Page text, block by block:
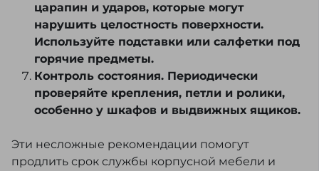
царапин и ударов, которые могут
нарушить целостность поверхности.
Используйте подставки или салфетки под
горячие предметы.
Контроль состояния. Периодически
проверяйте крепления, петли и ролики,
особенно у шкафов и выдвижных ящиков.
Эти несложные рекомендации помогут
продлить срок службы корпусной мебели и